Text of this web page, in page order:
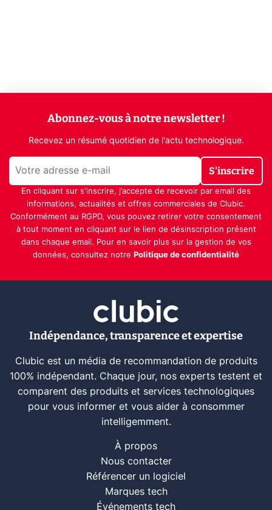
Abonnez-vous à notre newsletter !
Recevez un résumé quotidien de l'actu technologique.
S'inscrire
En cliquant sur s'inscrire, j’accepte de recevoir par email des
informations, actualités et offres commerciales de Clubic.
Conformément au RGPD, vous pouvez retirer votre consentement
à tout moment en cliquant sur le lien de désinscription présent
dans chaque email. Pour en savoir plus sur la gestion de vos
données, consultez notre Politique de confidentialité
Indépendance, transparence et expertise
Clubic est un média de recommandation de produits
100% indépendant. Chaque jour, nos experts testent et
comparent des produits et services technologiques
pour vous informer et vous aider à consommer
intelligemment.
À propos
Nous contacter
Référencer un logiciel
Marques tech
Événements tech